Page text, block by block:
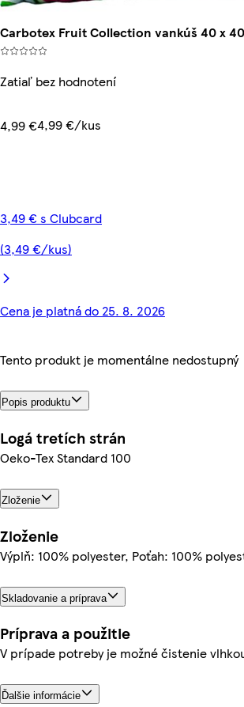
Carbotex Fruit Collection vankúš 40 x
Zatiaľ bez hodnotení
4,99 €4,99 €/kus
3,49 € s Clubcard
(3,49 €/kus)
Cena je platná do 25. 8. 2026
Tento produkt je momentálne nedostupný
Popis produktu
Logá tretích strán
Oeko-Tex Standard 100
Zloženie
Zloženie
Výplň: 100% polyester, Poťah: 100%
Skladovanie a príprava
Príprava a použitie
V prípade potreby je možné čistenie
Ďalšie informácie